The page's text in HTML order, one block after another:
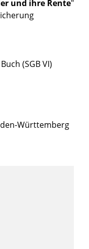
und ihre Rente"
(SGB VI)
Württemberg